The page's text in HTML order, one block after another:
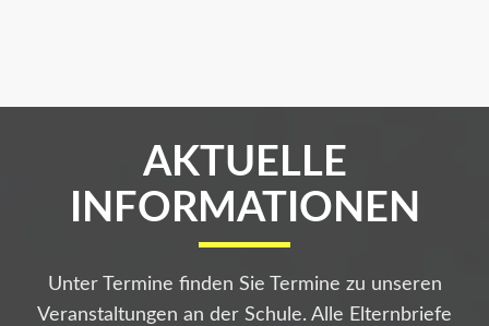
AKTUELLE
INFORMATIONEN
Unter Termine finden Sie Termine zu unseren
Veranstaltungen an der Schule. Alle Elternbriefe